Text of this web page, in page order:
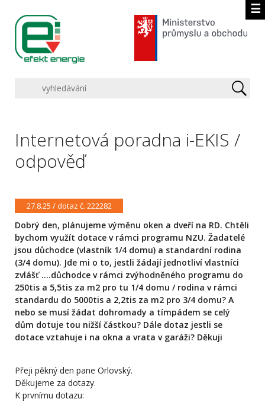
☰
Internetová poradna i-EKIS /
odpověď
27.8.25 / dotaz č. 222282
Dobrý den, plánujeme výměnu oken a dveří na RD. Chtěli
bychom využít dotace v rámci programu NZU. Žadatelé
jsou důchodce (vlastník 1/4 domu) a standardní rodina
(3/4 domu). Jde mi o to, jestli žádají jednotliví vlastníci
zvlášť ....důchodce v rámci zvýhodněného programu do
250tis a 5,5tis za m2 pro tu 1/4 domu / rodina v rámci
standardu do 5000tis a 2,2tis za m2 pro 3/4 domu? A
nebo se musí žádat dohromady a tímpádem se celý
dům dotuje tou nižší částkou? Dále dotaz jestli se
dotace vztahuje i na okna a vrata v garáži? Děkuji
Přeji pěkný den pane Orlovský.
Děkujeme za dotazy.
K prvnímu dotazu: